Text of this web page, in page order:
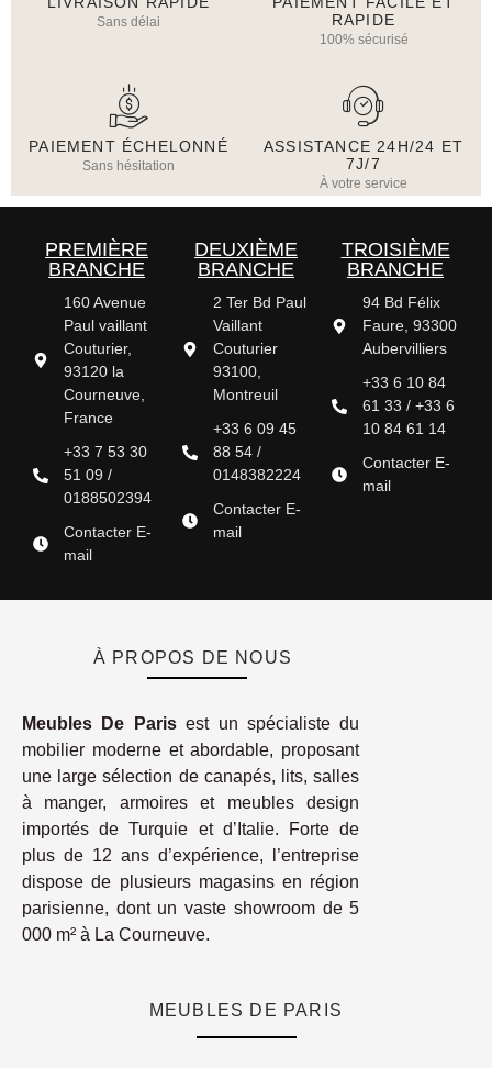
Sans délai
RAPIDE
100% sécurisé
PAIEMENT ÉCHELONNÉ
Sans hésitation
ASSISTANCE 24H/24 ET
7J/7
À votre service
PREMIÈRE
BRANCHE
160 Avenue
Paul vaillant
Couturier,
93120 la
Courneuve,
France
+33 7 53 30
51 09 /
0188502394
Contacter E-
mail
DEUXIÈME
BRANCHE
2 Ter Bd Paul
Vaillant
Couturier
93100,
Montreuil
+33 6 09 45
88 54 /
0148382224
Contacter E-
mail
TROISIÈME
BRANCHE
94 Bd Félix
Faure, 93300
Aubervilliers
+33 6 10 84
61 33 / +33 6
10 84 61 14
Contacter E-
mail
À PROPOS DE NOUS
Meubles De Parisest un spécialiste du
mobilier moderne et abordable, proposant
une large sélection de canapés, lits, salles
à manger, armoires et meubles design
importés de Turquie et d’Italie. Forte de
plus de 12 ans d’expérience, l’entreprise
dispose de plusieurs magasins en région
parisienne, dont un vaste showroom de 5
000 m² à La Courneuve.
MEUBLES DE PARIS